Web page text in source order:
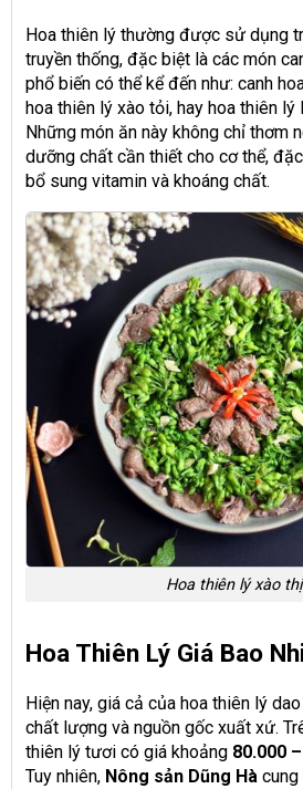
Hoa thiên lý thường được sử dụng
truyền thống, đặc biệt là các món
phổ biến có thể kể đến như: canh
hoa thiên lý xào tỏi, hay hoa thiên
Những món ăn này không chỉ thơm
dưỡng chất cần thiết cho cơ thể,
bổ sung vitamin và khoáng chất.
Hoa thiên lý xào
Hoa Thiên Lý Giá Bao
Hiện nay, giá cả của hoa thiên lý
chất lượng và nguồn gốc xuất xứ.
thiên lý tươi có giá khoảng 80.000
Tuy nhiên, Nông sản Dũng Hà